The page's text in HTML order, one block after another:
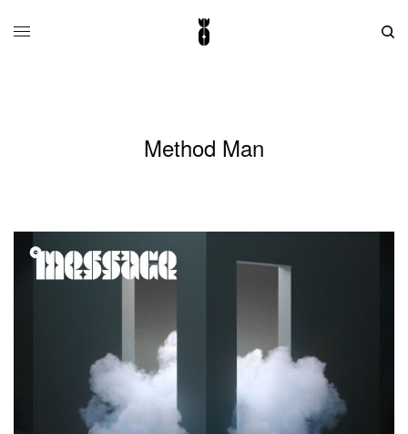
Method Man